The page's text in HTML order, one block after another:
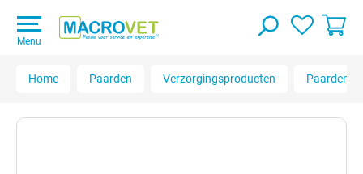
Menu
Home Paarden Verzorgingsproducten